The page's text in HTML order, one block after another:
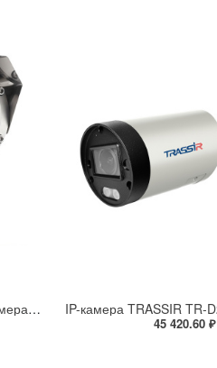
Взрывозащищенная IP-видеокамера Релион Релион-Exd-Н-100-ИК-IP5Мп2.8mm-PoE-МК-TR
45 420.60 ₽